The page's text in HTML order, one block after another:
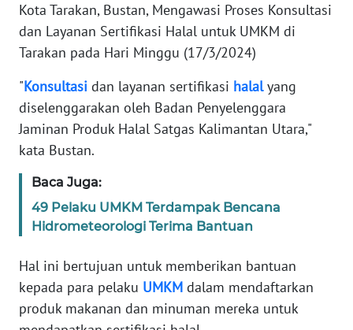
Kota Tarakan, Bustan, Mengawasi Proses Konsultasi
dan Layanan Sertifikasi Halal untuk UMKM di
Tarakan pada Hari Minggu (17/3/2024)
"Konsultasi dan layanan sertifikasi halalyang
diselenggarakan oleh Badan Penyelenggara
Jaminan Produk Halal Satgas Kalimantan Utara,"
kata Bustan.
Baca Juga:
49 Pelaku UMKM Terdampak Bencana
Hidrometeorologi Terima Bantuan
Hal ini bertujuan untuk memberikan bantuan
kepada para pelaku UMKM dalam mendaftarkan
produk makanan dan minuman mereka untuk
REDAKSI
KARIR
DISCLAIMER
Wahana
News
WN
SUMUT
WN
JAKARTA
WN